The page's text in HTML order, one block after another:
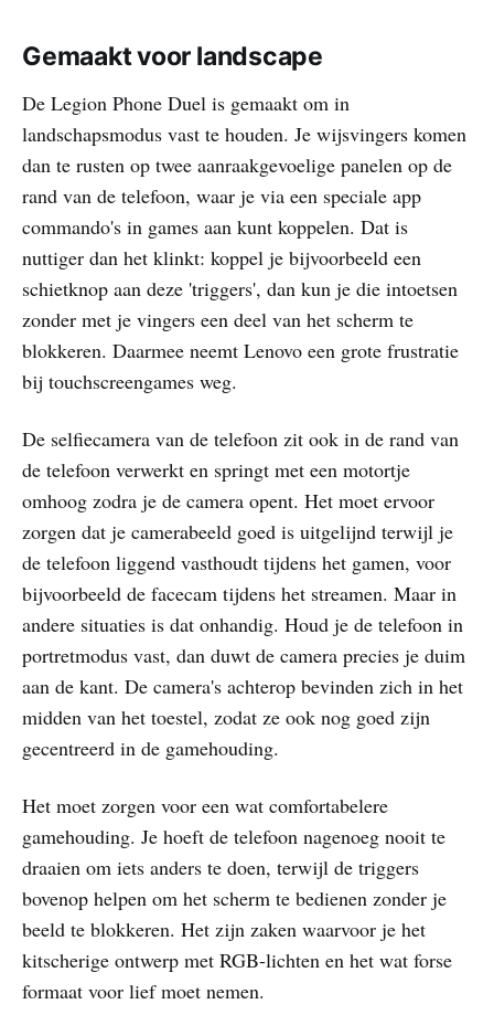
Gemaakt voor landscape
De Legion Phone Duel is gemaakt om in
landschapsmodus vast te houden. Je wijsvingers komen
dan te rusten op twee aanraakgevoelige panelen op de
rand van de telefoon, waar je via een speciale app
commando's in games aan kunt koppelen. Dat is
nuttiger dan het klinkt: koppel je bijvoorbeeld een
schietknop aan deze 'triggers', dan kun je die intoetsen
zonder met je vingers een deel van het scherm te
blokkeren. Daarmee neemt Lenovo een grote frustratie
bij touchscreengames weg.
De selfiecamera van de telefoon zit ook in de rand van
de telefoon verwerkt en springt met een motortje
omhoog zodra je de camera opent. Het moet ervoor
zorgen dat je camerabeeld goed is uitgelijnd terwijl je
de telefoon liggend vasthoudt tijdens het gamen, voor
bijvoorbeeld de facecam tijdens het streamen. Maar in
andere situaties is dat onhandig. Houd je de telefoon in
portretmodus vast, dan duwt de camera precies je duim
aan de kant. De camera's achterop bevinden zich in het
midden van het toestel, zodat ze ook nog goed zijn
gecentreerd in de gamehouding.
Het moet zorgen voor een wat comfortabelere
gamehouding. Je hoeft de telefoon nagenoeg nooit te
draaien om iets anders te doen, terwijl de triggers
bovenop helpen om het scherm te bedienen zonder je
beeld te blokkeren. Het zijn zaken waarvoor je het
kitscherige ontwerp met RGB-lichten en het wat forse
formaat voor lief moet nemen.